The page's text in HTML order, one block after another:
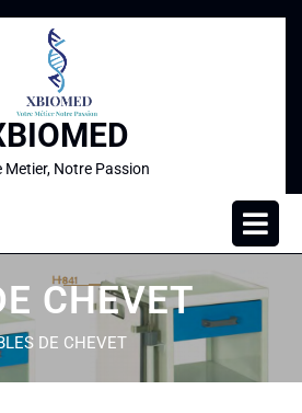
Metier, Notre Passion
CHEVET
DE CHEVET